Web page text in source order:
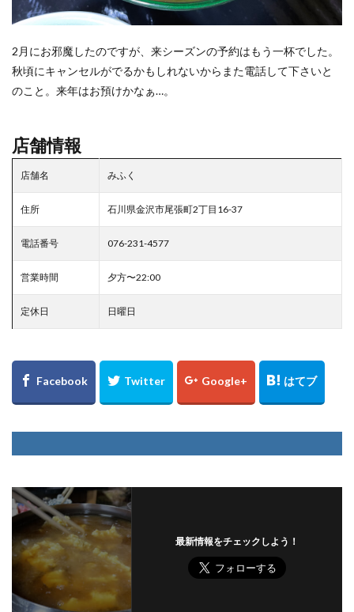
2月にお邪魔したのですが、来シーズンの予約はもう一杯でした。
秋頃にキャンセルがでるかもしれないからまた電話して下さいと
のこと。来年はお預けかなぁ…。
店舗情報
店舗名 みふく
住所 石川県金沢市尾張町2丁目16-37
電話番号 076-231-4577
営業時間 夕方〜22:00
定休日 日曜日
最新情報をチェックしよう！